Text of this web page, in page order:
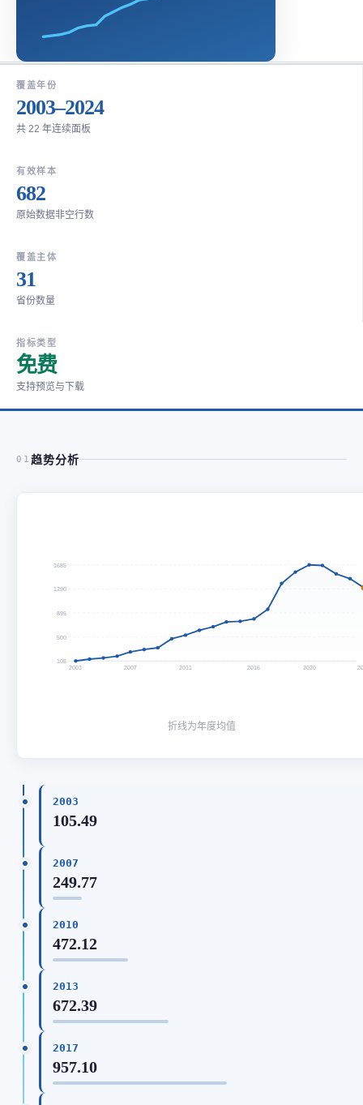
覆盖年份
2003–2024
共 22 年连续面板
有效样本
682
原始数据非空行数
覆盖主体
31
省份数量
指标类型
免费
支持预览与下载
01 趋势分析
1685
1290
895
500
105
2003 2007 2011 2016 2020
折线为年度均值
2003
105.49
2007
249.77
2010
472.12
2013
672.39
2017
957.10